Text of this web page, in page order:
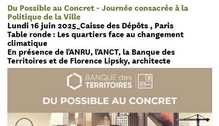
Du Possible au Concret - Journée consacrée à la
Politique de la Ville
Lundi 16 juin 2025_Caisse des Dépôts , Paris
Table ronde : Les quartiers face au changement
climatique
En présence de l'ANRU, l'ANCT, la Banque des
Territoires et de Florence Lipsky, architecte